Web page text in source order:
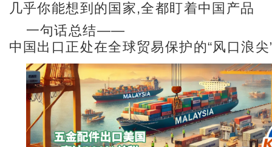
几乎你能想到的国家,全都盯着中国产品
一句话总结——
中国出口正处在全球贸易保护的“风口浪尖